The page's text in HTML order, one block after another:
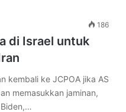
186
di Israel untuk
kembali ke JCPOA jika AS
memasukkan jaminan,